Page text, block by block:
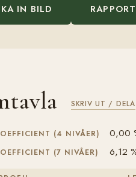
IN BILD
SKRIV UT / DELA
(4 NIVÅER) 0,00
(7 NIVÅER) 6,12